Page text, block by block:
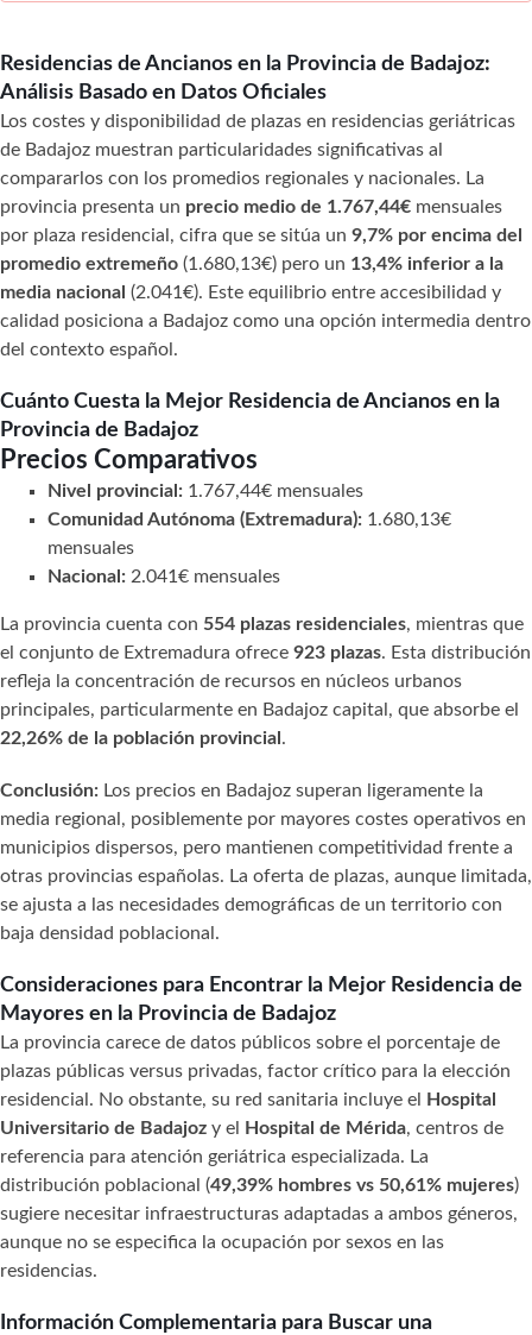
Residencias de Ancianos en la Provincia de Badajoz:
Análisis Basado en Datos Oficiales
Los costes y disponibilidad de plazas en residencias geriátricas
de Badajoz muestran particularidades significativas al
compararlos con los promedios regionales y nacionales. La
provincia presenta un precio medio de 1.767,44€ mensuales
por plaza residencial, cifra que se sitúa un 9,7% por encima del
promedio extremeño (1.680,13€) pero un 13,4% inferior a la
media nacional (2.041€). Este equilibrio entre accesibilidad y
calidad posiciona a Badajoz como una opción intermedia dentro
del contexto español.
Cuánto Cuesta la Mejor Residencia de Ancianos en la
Provincia de Badajoz
Precios Comparativos
Nivel provincial: 1.767,44€ mensuales
Comunidad Autónoma (Extremadura): 1.680,13€
mensuales
Nacional: 2.041€ mensuales
La provincia cuenta con 554 plazas residenciales, mientras que
el conjunto de Extremadura ofrece 923 plazas. Esta distribución
refleja la concentración de recursos en núcleos urbanos
principales, particularmente en Badajoz capital, que absorbe el
22,26% de la población provincial .
Conclusión: Los precios en Badajoz superan ligeramente la
media regional, posiblemente por mayores costes operativos en
municipios dispersos, pero mantienen competitividad frente a
otras provincias españolas. La oferta de plazas, aunque limitada,
se ajusta a las necesidades demográficas de un territorio con
baja densidad poblacional.
Consideraciones para Encontrar la Mejor Residencia de
Mayores en la Provincia de Badajoz
La provincia carece de datos públicos sobre el porcentaje de
plazas públicas versus privadas, factor crítico para la elección
residencial. No obstante, su red sanitaria incluye el
Hospital
Universitario de Badajoz y el Hospital de Mérida, centros de
referencia para atención geriátrica especializada. La
distribución poblacional (49,39% hombres vs 50,61% mujeres)
sugiere necesitar infraestructuras adaptadas a ambos géneros,
aunque no se especifica la ocupación por sexos en las
residencias.
Información Complementaria para Buscar una